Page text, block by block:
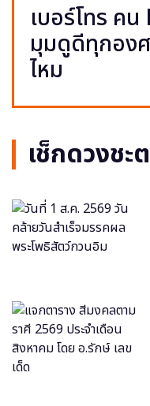
เบอร์โทร ค
มุมดูดีทุกอง
ไหม
เช็กดวงชะ